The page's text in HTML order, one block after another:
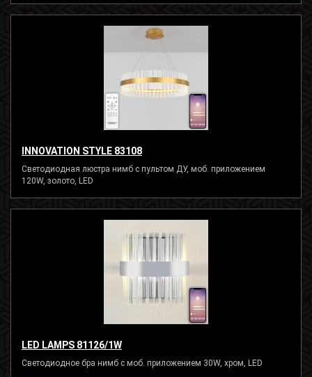
INNOVATION STYLE 83108
Светодиодная люстра нимб с пультом ДУ, моб. приложением
120W, золото, LED
LED LAMPS 81126/1W
Светодиодное бра нимб с моб. приложением 30W, хром, LED